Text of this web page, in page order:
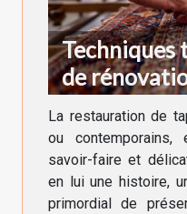
de
anciens et
La restauration de
ou
savoir-faire et
en lui une histoire,
primordial de